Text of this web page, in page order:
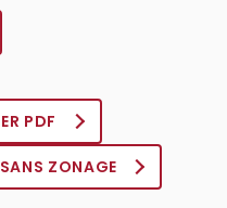
PDF
ZONAGE